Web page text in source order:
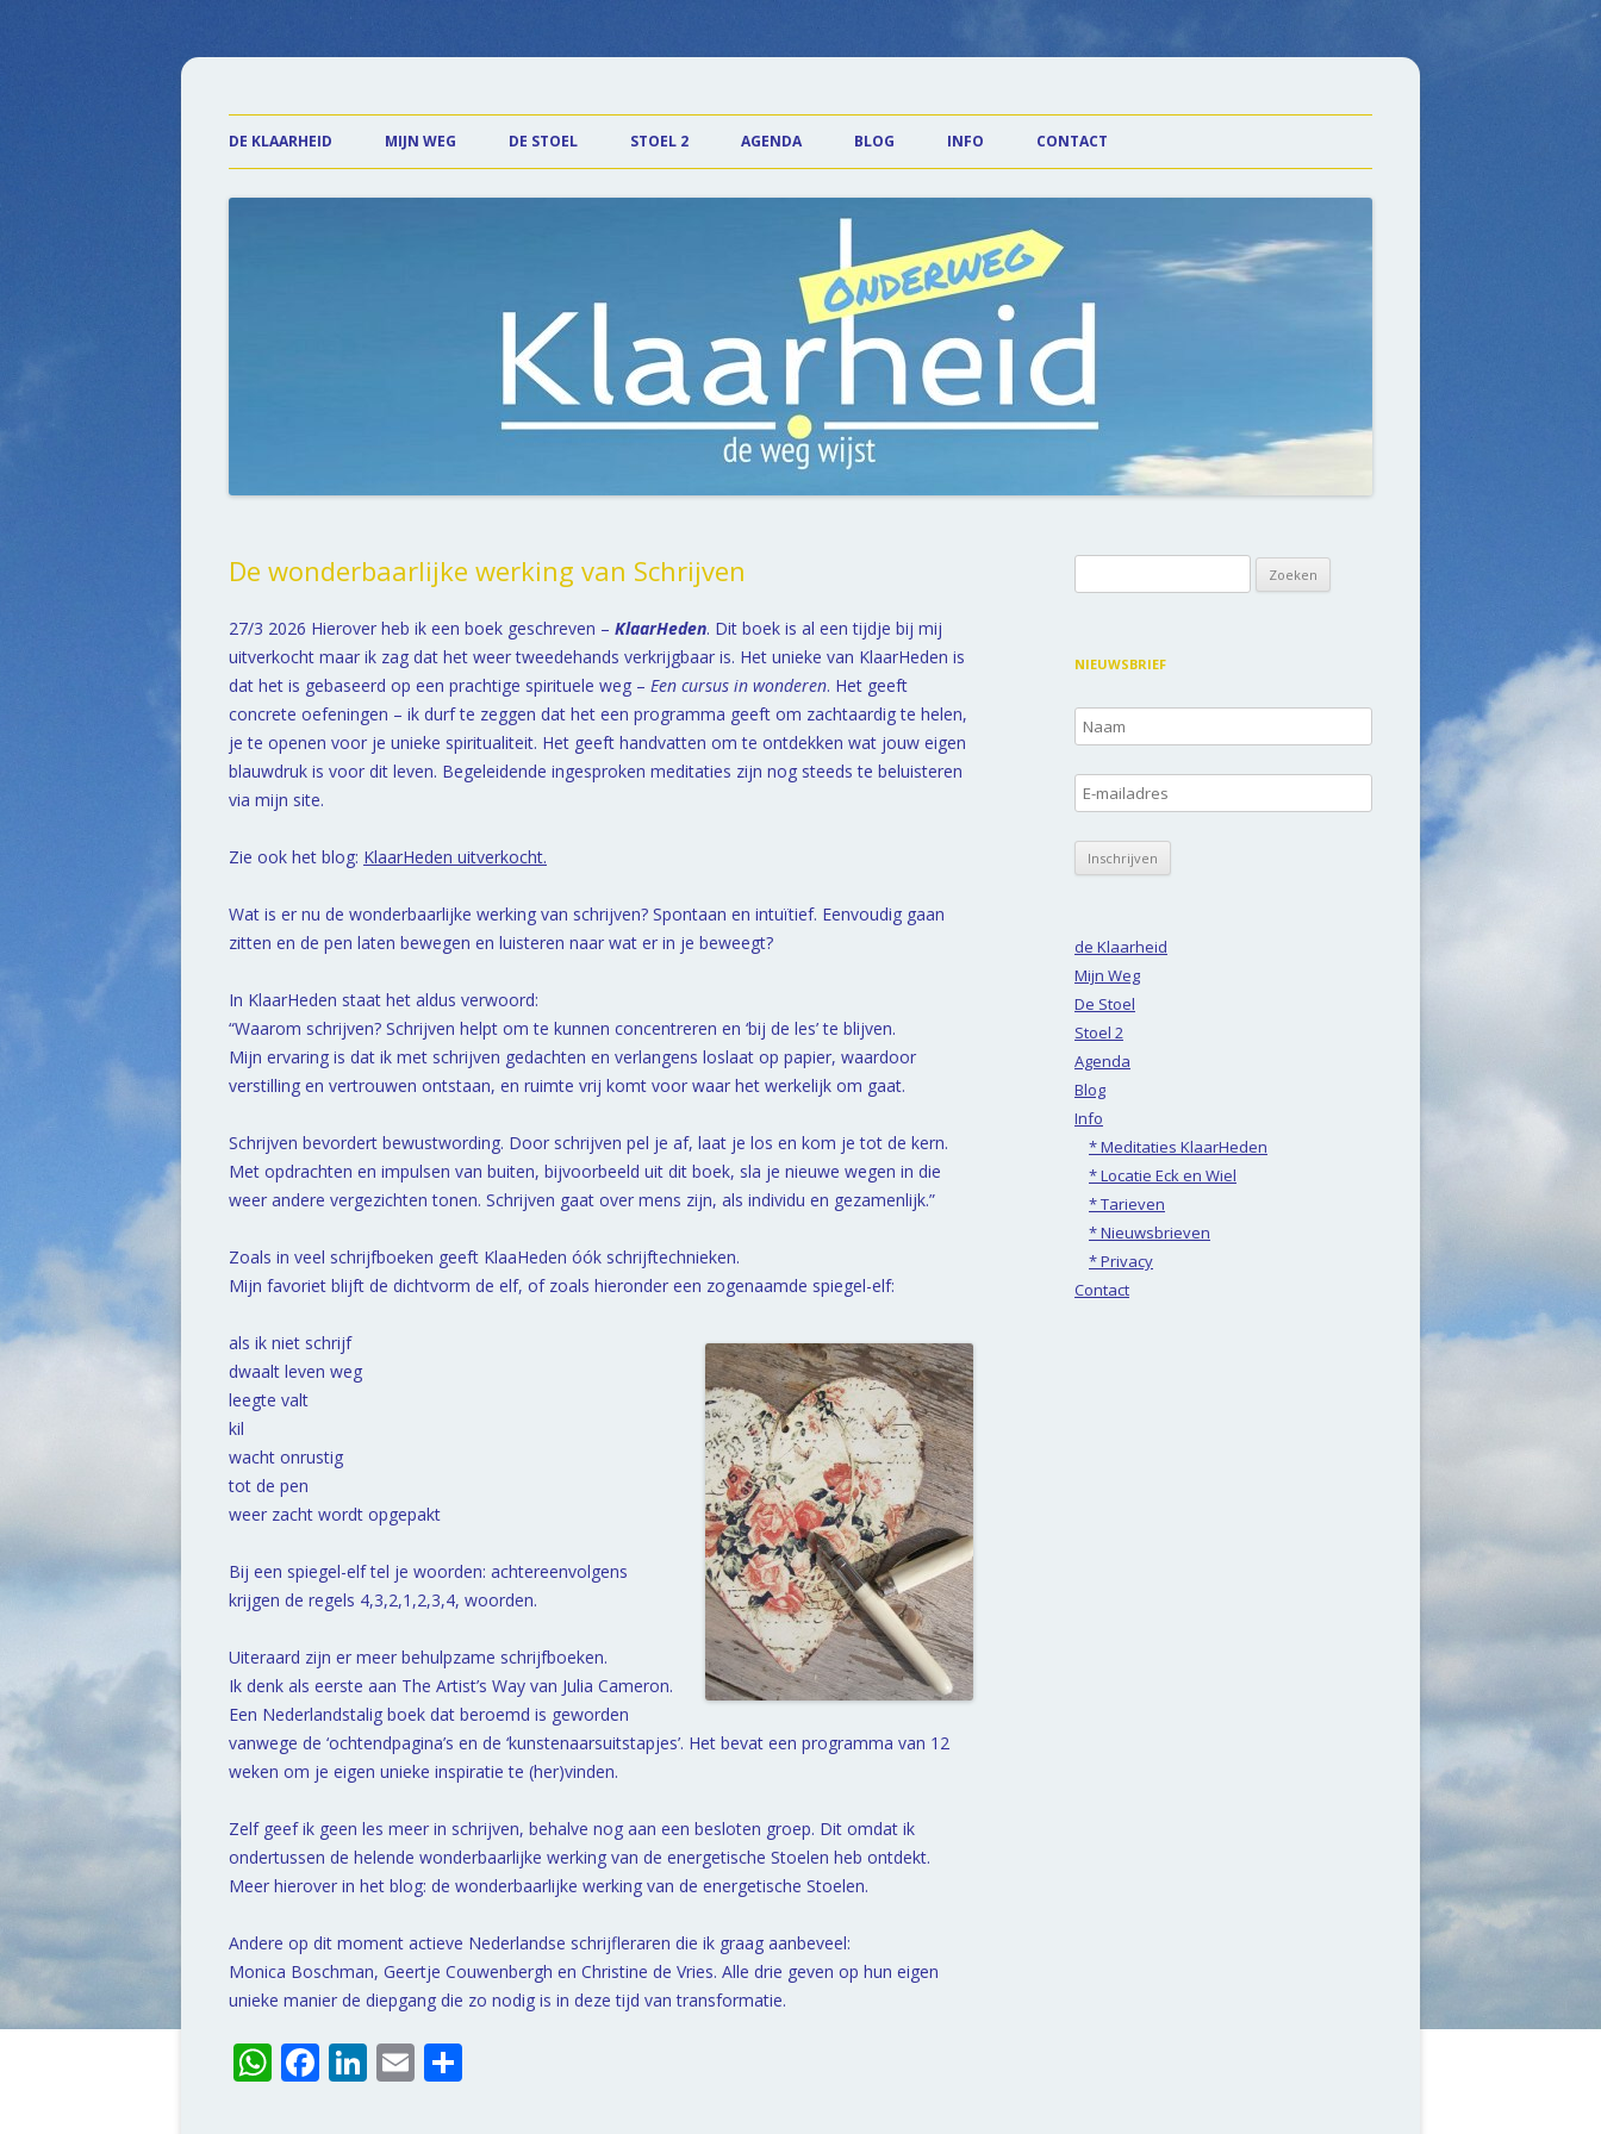
Praktijk de Klaarheid Spring naar de inhoud
DE KLAARHEID MIJN WEG DE STOEL STOEL 2 AGENDA BLOG INFO
* Locatie Eck en Wiel
* Tarieven
* Nieuwsbrieven
* Privacy
CONTACT
De wonderbaarlijke werking van Schrijven
27/3 2026 Hierover heb ik een boek geschreven – KlaarHeden. Dit boek is al een tijdje bij mij
uitverkocht maar ik zag dat het weer tweedehands verkrijgbaar is. Het unieke van KlaarHeden is
dat het is gebaseerd op een prachtige spirituele weg – Een cursus in wonderen. Het geeft
concrete oefeningen – ik durf te zeggen dat het een programma geeft om zachtaardig te helen,
je te openen voor je unieke spiritualiteit. Het geeft handvatten om te ontdekken wat jouw eigen
blauwdruk is voor dit leven. Begeleidende ingesproken meditaties zijn nog steeds te beluisteren
via mijn site.
Zie ook het blog: KlaarHeden uitverkocht.
Wat is er nu de wonderbaarlijke werking van schrijven? Spontaan en intuïtief. Eenvoudig gaan
zitten en de pen laten bewegen en luisteren naar wat er in je beweegt?
In KlaarHeden staat het aldus verwoord:
“Waarom schrijven? Schrijven helpt om te kunnen concentreren en ‘bij de les’ te blijven.
Mijn ervaring is dat ik met schrijven gedachten en verlangens loslaat op papier, waardoor
verstilling en vertrouwen ontstaan, en ruimte vrij komt voor waar het werkelijk om gaat.
Schrijven bevordert bewustwording. Door schrijven pel je af, laat je los en kom je tot de kern.
Met opdrachten en impulsen van buiten, bijvoorbeeld uit dit boek, sla je nieuwe wegen in die
weer andere vergezichten tonen. Schrijven gaat over mens zijn, als individu en gezamenlijk.”
Zoals in veel schrijfboeken geeft KlaaHeden óók schrijftechnieken.
Mijn favoriet blijft de dichtvorm de elf, of zoals hieronder een zogenaamde spiegel-elf:
als ik niet schrijf
dwaalt leven weg
leegte valt
kil
wacht onrustig
tot de pen
weer zacht wordt opgepakt
Bij een spiegel-elf tel je woorden: achtereenvolgens
krijgen de regels 4,3,2,1,2,3,4, woorden.
Uiteraard zijn er meer behulpzame schrijfboeken.
Ik denk als eerste aan The Artist’s Way van Julia Cameron.
Een Nederlandstalig boek dat beroemd is geworden
vanwege de ‘ochtendpagina’s en de ‘kunstenaarsuitstapjes’. Het bevat een programma van 12
weken om je eigen unieke inspiratie te (her)vinden.
Zelf geef ik geen les meer in schrijven, behalve nog aan een besloten groep. Dit omdat ik
ondertussen de helende wonderbaarlijke werking van de energetische Stoelen heb ontdekt.
Meer hierover in het blog: de wonderbaarlijke werking van de energetische Stoelen.
Andere op dit moment actieve Nederlandse schrijfleraren die ik graag aanbeveel:
Monica Boschman, Geertje Couwenbergh en Christine de Vries. Alle drie geven op hun eigen
unieke manier de diepgang die zo nodig is in deze tijd van transformatie.
W F Li E
naar:
NIEUWSBRIEF
de Klaarheid
Mijn Weg
De Stoel
Stoel 2
Agenda
Blog
Info
* Meditaties KlaarHeden
* Locatie Eck en Wiel
* Tarieven
* Nieuwsbrieven
* Privacy
Contact